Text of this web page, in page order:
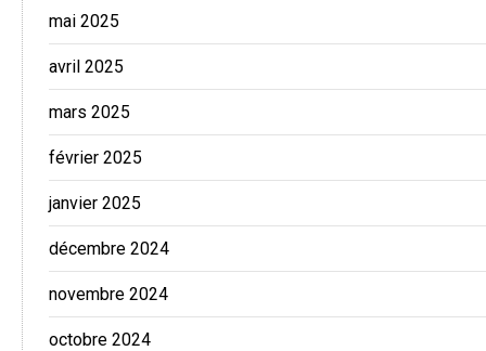
mai 2025
avril 2025
mars 2025
février 2025
janvier 2025
décembre 2024
novembre 2024
octobre 2024